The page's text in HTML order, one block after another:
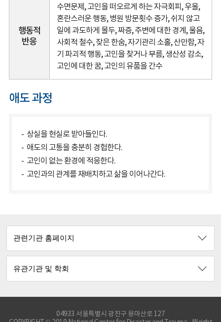
행동적
반응
수면문제, 고인을 떠오르게 하는 자극회피, 우울,
혼란스러운 행동, 병원 방문횟수 증가, 쉬지 않고
일에 과도하게 몰두, 짜증, 주변에 대한 경계, 울음,
사회적 철수, 잦은 한숨, 자기관리 소홀, 산만함, 자
기 파괴적 행동, 고인을 찾거나 부름, 생산성 감소,
고인에 대한 꿈, 고인의 유품을 간수
애도 과정
상실을 현실로 받아들인다.
애도의 고통을 충분히 경헙한다.
고인이 없는 환경에 적응한다.
고인과의 관계를 재배치하고 삶을 이어나간다.
04933 서울특별시 광진구 용마산로 127